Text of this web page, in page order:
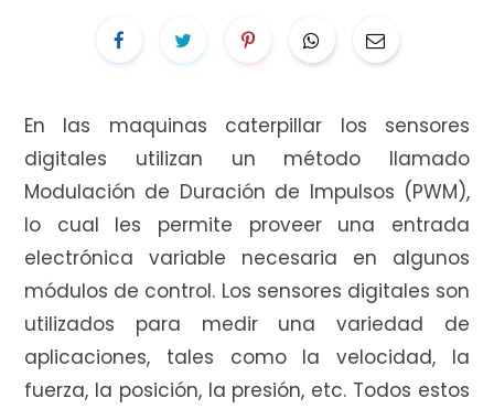
r
i
En las maquinas caterpillar los sensores
digitales utilizan un método llamado
Modulación de Duración de Impulsos (PWM),
lo cual les permite proveer una entrada
electrónica variable necesaria en algunos
módulos de control. Los sensores digitales son
utilizados para medir una variedad de
aplicaciones, tales como la velocidad, la
fuerza, la posición, la presión, etc. Todos estos